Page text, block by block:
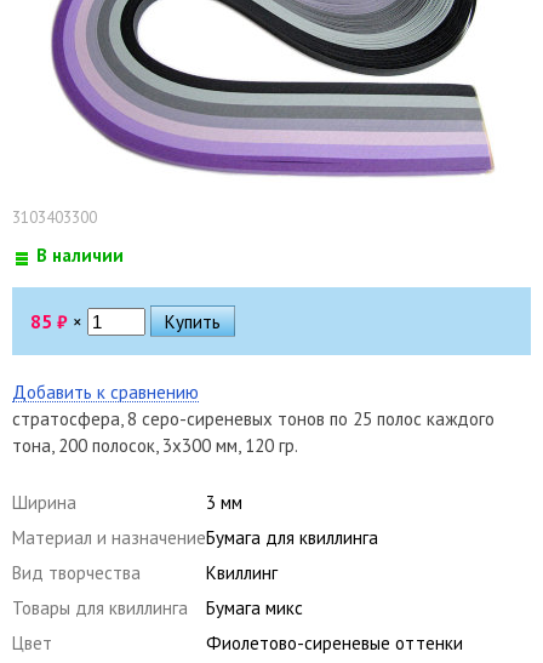
3103403300
В наличии
85 ₽ ×
Добавить к сравнению
стратосфера, 8 серо-сиреневых тонов по 25 полос каждого
тона, 200 полосок, 3х300 мм, 120 гр.
Ширина
3 мм
Материал и назначениеБумага для квиллинга
Вид творчества
Квиллинг
Товары для квиллинга
Бумага микс
Цвет
Фиолетово-сиреневые оттенки